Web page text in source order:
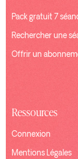
Pack gratuit 7
Rechercher une
Offrir un
Ressources
Connexion
Mentions Légales